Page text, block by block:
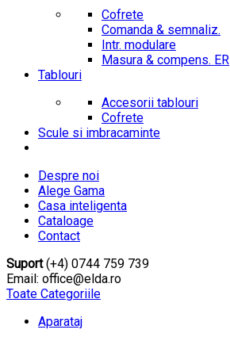
Cofrete
Comanda & semnaliz.
Intr. modulare
Masura & compens. ER
Tablouri
Accesorii tablouri
Cofrete
Scule si imbracaminte
Despre noi
Alege Gama
Casa inteligenta
Cataloage
Contact
Suport(+4) 0744 759 739
Email: office@elda.ro
Toate Categoriile
Aparataj